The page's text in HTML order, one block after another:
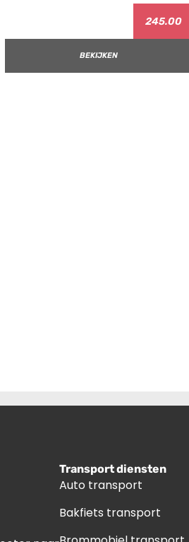
245.00
BEKIJKEN
Transport diensten
Auto transport
Bakfiets transport